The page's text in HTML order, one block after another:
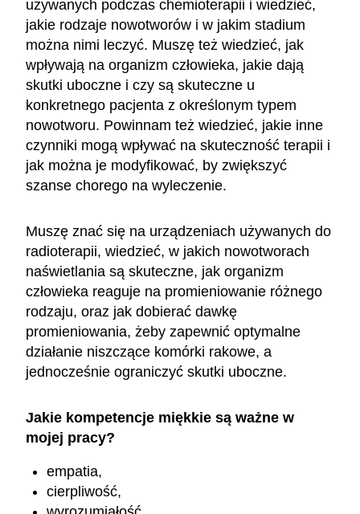
używanych podczas chemioterapii i wiedzieć,
jakie rodzaje nowotworów i w jakim stadium
można nimi leczyć. Muszę też wiedzieć, jak
wpływają na organizm człowieka, jakie dają
skutki uboczne i czy są skuteczne u
konkretnego pacjenta z określonym typem
nowotworu. Powinnam też wiedzieć, jakie inne
czynniki mogą wpływać na skuteczność terapii i
jak można je modyfikować, by zwiększyć
szanse chorego na wyleczenie.
Muszę znać się na urządzeniach używanych do
radioterapii, wiedzieć, w jakich nowotworach
naświetlania są skuteczne, jak organizm
człowieka reaguje na promieniowanie różnego
rodzaju, oraz jak dobierać dawkę
promieniowania, żeby zapewnić optymalne
działanie niszczące komórki rakowe, a
jednocześnie ograniczyć skutki uboczne.
Jakie kompetencje miękkie są ważne w
mojej pracy?
empatia,
cierpliwość,